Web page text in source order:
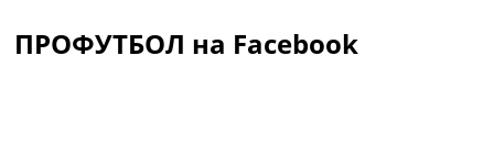
ПРОФУТБОЛ на Facebook